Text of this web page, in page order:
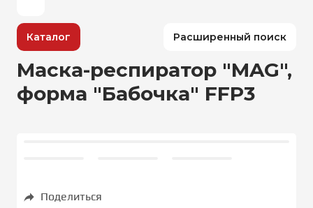
Каталог Расширенный поиск
Маска-респиратор "MAG",
форма "Бабочка" FFP3
Поделиться